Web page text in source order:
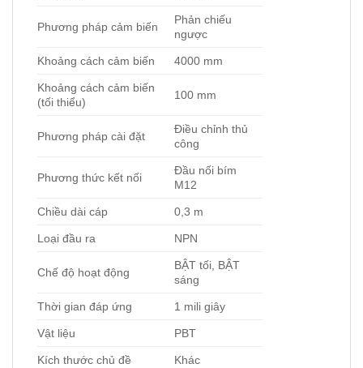
Phương pháp cảm biến
Phản chiếu
ngược
Khoảng cách cảm biến 4000 mm
Khoảng cách cảm biến
(tối thiểu)
100 mm
Phương pháp cài đặt
Điều chỉnh thủ
công
Phương thức kết nối
Đầu nối bím
M12
Chiều dài cáp 0,3 m
Loại đầu ra NPN
Chế độ hoạt động
BẬT tối, BẬT
sáng
Thời gian đáp ứng 1 mili giây
Vật liệu PBT
Kích thước chủ đề Khác